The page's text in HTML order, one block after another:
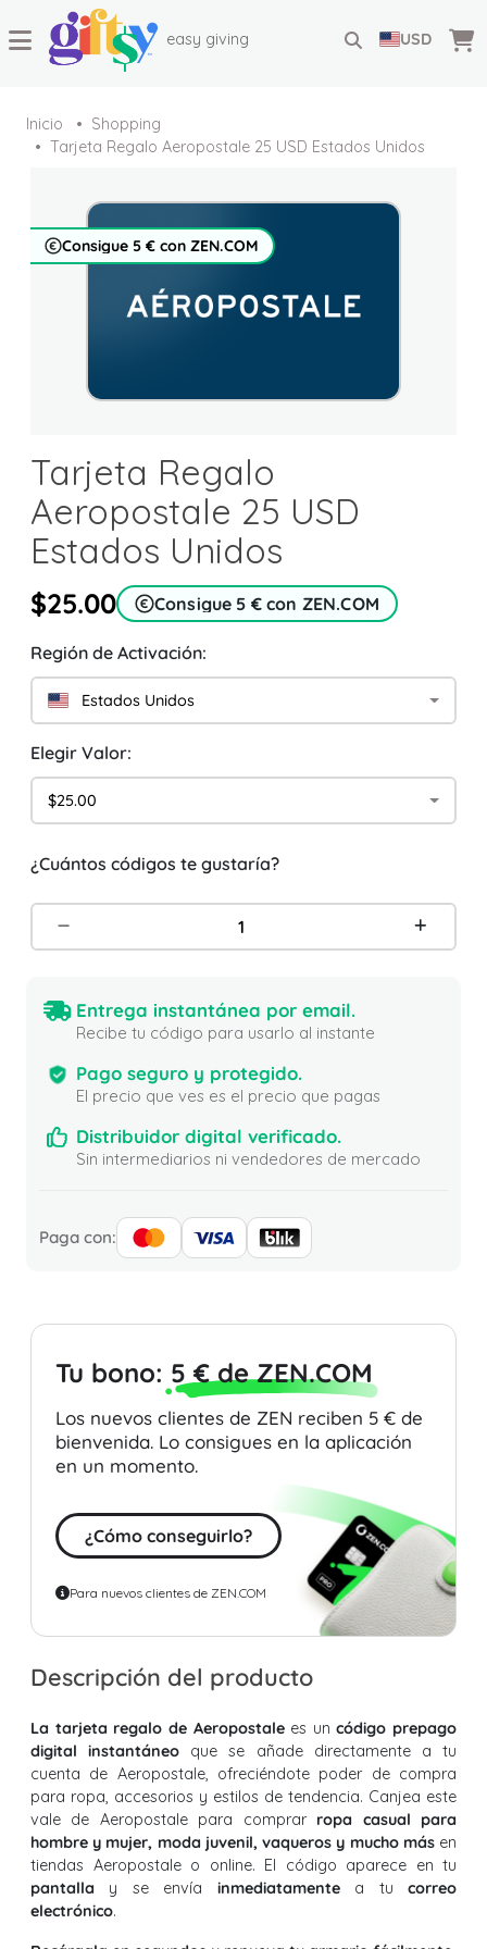
easy giving USD
Inicio
Shopping
Tarjeta Regalo Aeropostale 25 USD Estados Unidos
Consigue 5 € con ZEN.COM
Tarjeta Regalo
Aeropostale 25 USD
Estados Unidos
$25.00 Consigue 5 € con ZEN.COM
Región de Activación:
Estados Unidos
Elegir Valor:
$25.00
¿Cuántos códigos te gustaría?
Entrega instantánea por email.
Recibe tu código para usarlo al instante
Pago seguro y protegido.
El precio que ves es el precio que pagas
Distribuidor digital verificado.
Sin intermediarios ni vendedores de mercado
Paga con:
Tu bono: 5 € de ZEN.COM
Los nuevos clientes de ZEN reciben 5 € de
bienvenida. Lo consigues en la aplicación
en un momento.
¿Cómo conseguirlo?
Para nuevos clientes de ZEN.COM
Descripción del producto
La tarjeta regalo de Aeropostalees uncódigo prepago
digital instantáneo que se añade directamente a tu
cuenta de Aeropostale, ofreciéndote poder de compra
para ropa, accesorios y estilos de tendencia. Canjea este
vale de Aeropostale para comprar ropa casual para
hombre y mujer, moda juvenil, vaqueros y mucho másen
tiendas Aeropostale o online. El código aparece en tu
pantalla y se envía inmediatamentea tucorreo
electrónico.